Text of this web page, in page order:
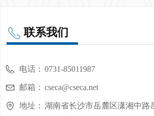
联系我们
ꂅ
电话： 0731-85011987
邮箱： cseca@cseca.net
地址： 湖南省长沙市岳麓区潇湘中路